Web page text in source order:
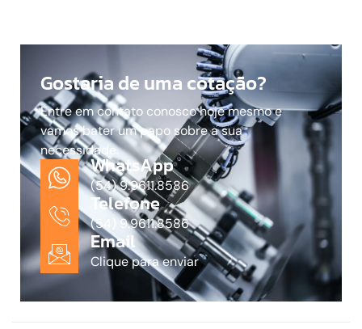
Gostaria de uma cotação?
Entre em contato conosco hoje mesmo e
vamos bater um papo sobre a sua
necessidade.
WhatsApp
(54) 9.9611.8586
Telefone
(54) 9.9611.8586
Email
Clique para enviar